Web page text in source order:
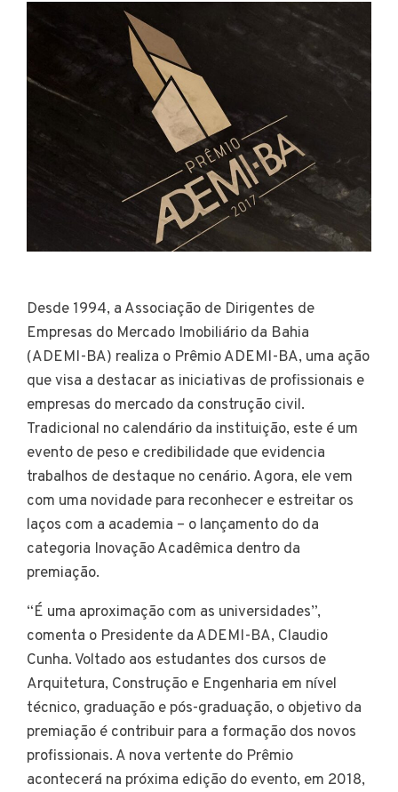
Desde 1994, a Associação de Dirigentes de
Empresas do Mercado Imobiliário da Bahia
(ADEMI-BA) realiza o Prêmio ADEMI-BA, uma ação
que visa a destacar as iniciativas de profissionais e
empresas do mercado da construção civil.
Tradicional no calendário da instituição, este é um
evento de peso e credibilidade que evidencia
trabalhos de destaque no cenário. Agora, ele vem
com uma novidade para reconhecer e estreitar os
laços com a academia – o lançamento do da
categoria Inovação Acadêmica dentro da
premiação.
“É uma aproximação com as universidades”,
comenta o Presidente da ADEMI-BA, Claudio
Cunha. Voltado aos estudantes dos cursos de
Arquitetura, Construção e Engenharia em nível
técnico, graduação e pós-graduação, o objetivo da
premiação é contribuir para a formação dos novos
profissionais. A nova vertente do Prêmio
acontecerá na próxima edição do evento, em 2018,